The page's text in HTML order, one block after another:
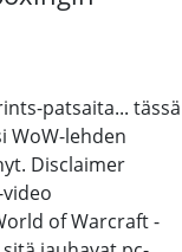
patsaita... tässä
WoW-lehden
Disclaimer
of Warcraft -